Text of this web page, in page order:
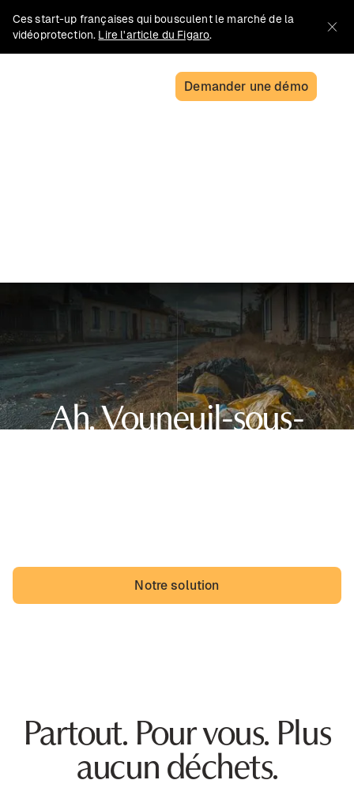
Ces start-up françaises qui bousculent le marché de la
vidéoprotection. Lire l'article du Figaro.
Demander une démo
Ah, Vouneuil-sous-
Notre solution
Partout. Pour vous. Plus
aucun déchets.